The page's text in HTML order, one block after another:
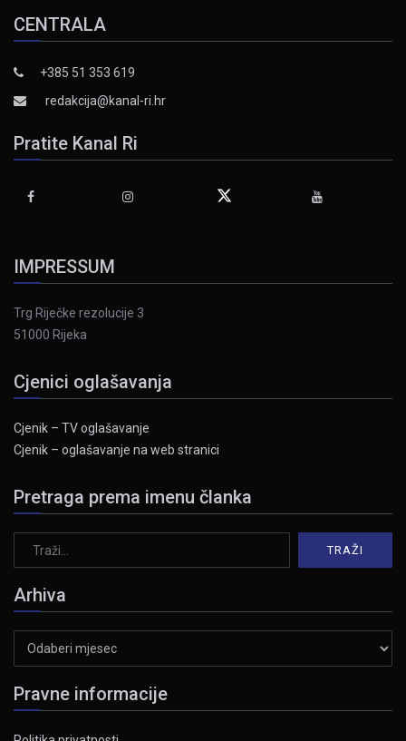
CENTRALA
+385 51 353 619
redakcija@kanal-ri.hr
Pratite Kanal Ri
IMPRESSUM
Trg Riječke rezolucije 3
51000 Rijeka
Cjenici oglašavanja
Cjenik – TV oglašavanje
Cjenik – oglašavanje na web stranici
Pretraga prema imenu članka
Arhiva
Pravne informacije